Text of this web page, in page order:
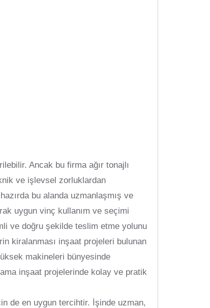
Ancak bu firma ağır tonajlı
ve işlevsel zorluklardan
bu alanda uzmanlaşmış ve
uygun vinç kullanım ve seçimi
ve doğru şekilde teslim etme yolunu
kiralanması inşaat projeleri bulunan
makineleri bünyesinde
inşaat projelerinde kolay ve pratik
de en uygun tercihtir. İşinde uzman,